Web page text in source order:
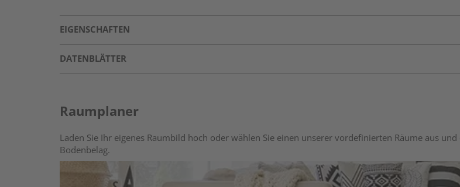
EIGENSCHAFTEN
DATENBLÄTTER
Raumplaner
Laden Sie Ihr eigenes Raumbild hoch oder wählen Sie einen unserer vordefinierten Räume aus
Bodenbelag.